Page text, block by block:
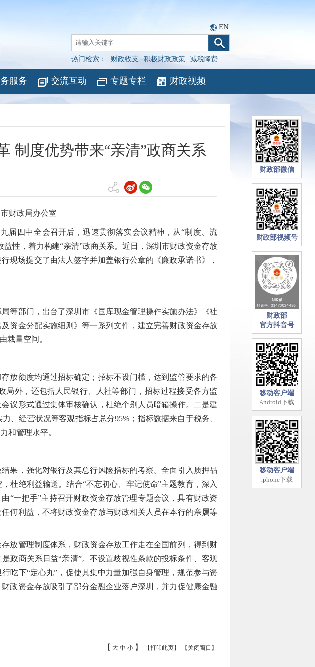
EN
热门检索： 财政收支 积极财政政策 减税降费
服务 交流互动 专题专栏 财政视频
制度优势带来“亲清”政商关系
财政局办公室
四中全会召开后，迅速贯彻落实会议精神，从“制度、流
性，着力构建“亲清”政商关系。近日，深圳市财政资金存放
现场提交了由法人签字并加盖银行公章的《廉政承诺书》，
部门，出台了深圳市《国库现金管理操作实施办法》《社
资金分配实施细则》等一系列文件，建立完善财政资金存放
裁量空间。
额度均通过招标确定；招标不设门槛，达到监管要求的各
外，还包括人民银行、人社等部门，招标过程接受各方监
议形式通过集体审核确认，杜绝个别人员暗箱操作。二是建
、经营状况等客观指标占总分95%；指标数据来自于税务、
和管理水平。
，强化对银行及其总行风险指标的考察。全面引入质押品
杜绝利益输送。结合“不忘初心、牢记使命”主题教育，深入
“一把手”主持召开财政资金存放管理专题会议，具有财政资
何利益，不将财政资金存放与财政相关人员在本行的亲属等
管理制度体系，财政资金存放工作走在全国前列，得到财
政商关系日益“亲清”。不设置歧视性条款的投标条件、客观
吃下“定心丸”，促使其集中力量加强自身管理，规范参与资
政资金存放吸引了部分金融企业落户深圳，并力促健康金融
【 大 中 小 】 【打印此页】 【关闭窗口】
财政部微信
财政部视频号
财政部
官方抖音号
移动客户端
Android下载
移动客户端
iphone下载